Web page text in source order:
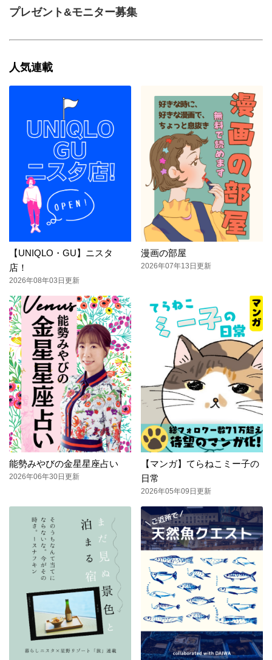
プレゼント&モニター募集
人気連載
【UNIQLO・GU】ニスタ
店！
2026年08年03日更新
漫画の部屋
2026年07年13日更新
能勢みやびの金星星座占い
2026年06年30日更新
【マンガ】てらねこミー子の
日常
2026年05年09日更新